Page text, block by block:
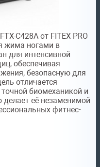
C428A от FITEX PRO
жима ногами в
для интенсивной
обеспечивая
безопасную для
отличается
биомеханикой и
её незаменимой
фитнес-